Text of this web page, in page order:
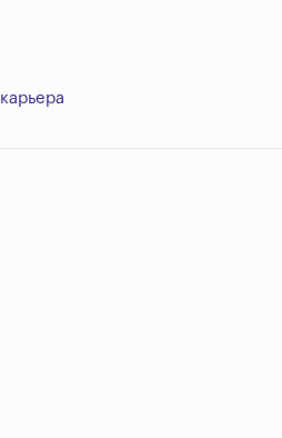
карьера